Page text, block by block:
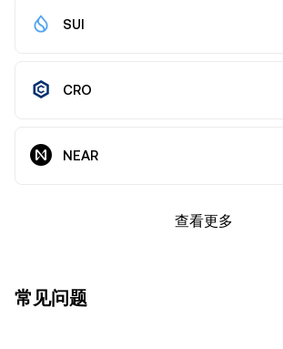
SUI
CRO
NEAR
查看更多
常见问题